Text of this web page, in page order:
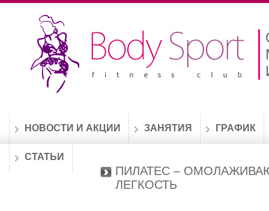
НОВОСТИ И АКЦИИ ЗАНЯТИЯ ГРАФИК
СТАТЬИ
ПИЛАТЕС –
ЛЕГКОСТЬ